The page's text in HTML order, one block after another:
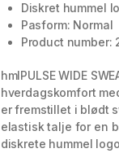
Diskret hummel
Pasform: Normal
Product number:
hmlPULSE WIDE
hverdagskomfort
er fremstillet i blødt
elastisk talje for en
diskrete hummel